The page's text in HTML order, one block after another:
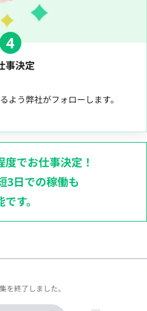
4
事決定
よう弊社がフォローします。
でお仕事決定！
3日での稼働も
す。
を終了しました。